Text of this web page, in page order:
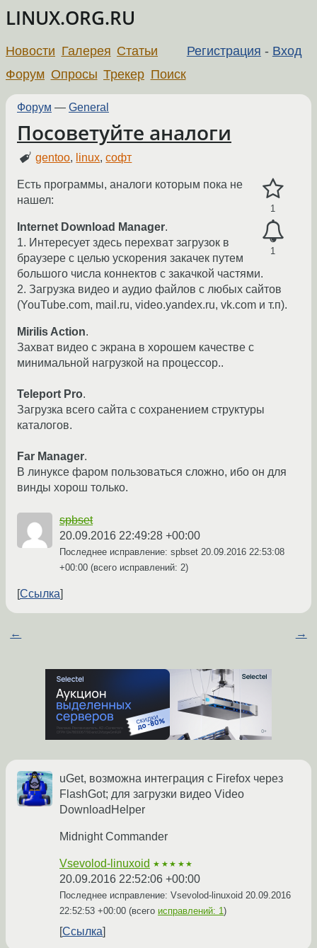
LINUX.ORG.RU
Регистрация - Вход
Новости Галерея Статьи
Форум Опросы Трекер Поиск
Форум — General
Посоветуйте аналоги
gentoo, linux,софт
1
1
Есть программы, аналоги которым пока не
нашел:
Internet Download Manager.
1. Интересует здесь перехват загрузок в
браузере с целью ускорения закачек путем
большого числа коннектов с закачкой частями.
2. Загрузка видео и аудио файлов с любых сайтов
(YouTube.com, mail.ru, video.yandex.ru, vk.com и т.п).
Mirilis Action.
Захват видео с экрана в хорошем качестве с
минимальной нагрузкой на процессор..
Teleport Pro.
Загрузка всего сайта с сохранением структуры
каталогов.
Far Manager.
В линуксе фаром пользоваться сложно, ибо он для
винды хорош только.
spbset
20.09.2016 22:49:28 +00:00
Последнее исправление: spbset 20.09.2016 22:53:08
+00:00 (всего исправлений: 2)
Ссылка
← →
uGet, возможна интеграция с Firefox через
FlashGot; для загрузки видео Video
DownloadHelper
Midnight Commander
Vsevolod-linuxoid ★★★★★
20.09.2016 22:52:06 +00:00
Последнее исправление: Vsevolod-linuxoid 20.09.2016
22:52:53 +00:00 (всего исправлений: 1)
Ссылка